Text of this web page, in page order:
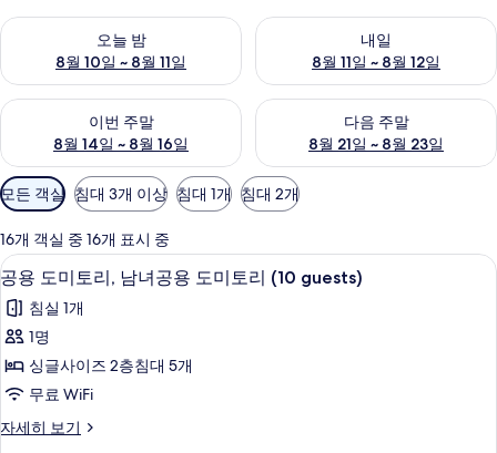
오늘 밤
8월 10일 ~ 8월 11일
오늘 밤 예약 가능 여부 확인, 8월 10일 ~ 8월 11일
내일
8월 11일 ~ 8월 12일
내일 예약 가능 여부 확인, 8월
이번 주말
8월 14일 ~ 8월 16일
이번 주말 예약 가능 여부 확인, 8월 14일 ~ 8월 16일
다음 주말
8월 21일 ~ 8월 23일
다음 주말 예약 가능 여부 확인
객
실
에
사
용
가
능
한
터
모든 객실 침대 3개 이상 침대 1개 침대 2개
16개 객실 중 16개 표시 중
공
용
도
미
토
남
책상, 방음 설비, 다리미/다리미판, 무
4
공용 도미토리, 남녀공용 도미토리 (10 guests)
침실 1개
1명
싱글사이즈 2층침대 5개
무료 WiFi
자세히 보기
공